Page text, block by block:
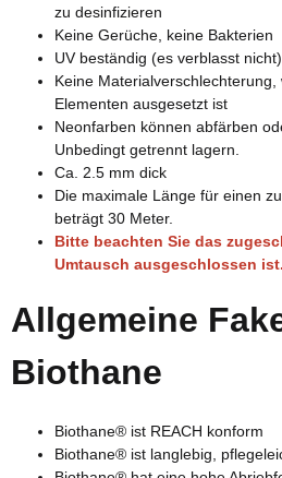
zu desinfizieren
Keine Gerüche, keine Bakterien
UV beständig (es verblasst nicht)
Keine
Elementen ausgesetzt ist
Neonfarben können abfärben
Unbedingt getrennt lagern.
Ca. 2.5 mm dick
Die maximale Länge für einen
beträgt 30 Meter.
Bitte beachten Sie das
Umtausch ausgeschlossen ist.
Allgemeine
Biothane
Biothane® ist REACH konform
Biothane® ist langlebig,